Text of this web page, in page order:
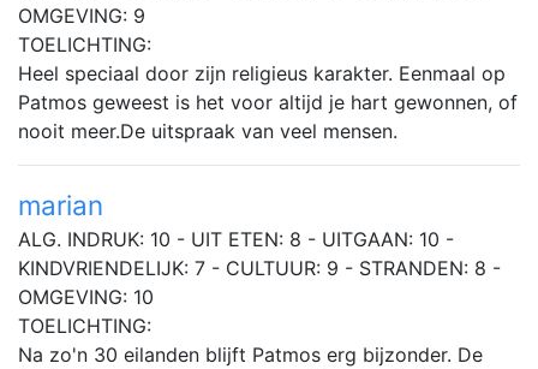
OMGEVING: 9
TOELICHTING:
Heel speciaal door zijn religieus karakter. Eenmaal op
Patmos geweest is het voor altijd je hart gewonnen, of
nooit meer.De uitspraak van veel mensen.
marian
ALG. INDRUK: 10 - UIT ETEN: 8 - UITGAAN: 10 -
KINDVRIENDELIJK: 7 - CULTUUR: 9 - STRANDEN: 8 -
OMGEVING: 10
TOELICHTING:
Na zo'n 30 eilanden blijft Patmos erg bijzonder. De